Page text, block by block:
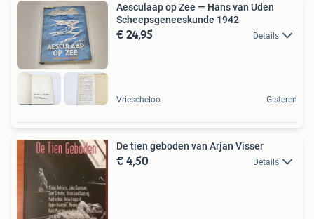
Aesculaap op Zee — Hans van Uden
Scheepsgeneeskunde 1942
€ 24,95 Details
Vriescheloo Gisteren
De tien geboden van Arjan Visser
€ 4,50 Details